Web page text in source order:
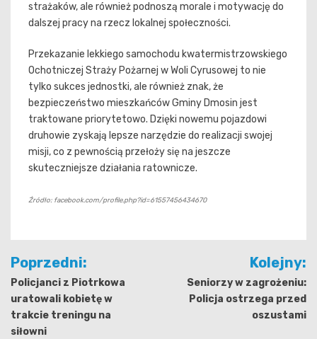
strażaków, ale również podnoszą morale i motywację do
dalszej pracy na rzecz lokalnej społeczności.
Przekazanie lekkiego samochodu kwatermistrzowskiego
Ochotniczej Straży Pożarnej w Woli Cyrusowej to nie
tylko sukces jednostki, ale również znak, że
bezpieczeństwo mieszkańców Gminy Dmosin jest
traktowane priorytetowo. Dzięki nowemu pojazdowi
druhowie zyskają lepsze narzędzie do realizacji swojej
misji, co z pewnością przełoży się na jeszcze
skuteczniejsze działania ratownicze.
Źródło: facebook.com/profile.php?id=61557456434670
Nawigacja
wpisu
Poprzedni:
Policjanci z Piotrkowa
uratowali kobietę w
trakcie treningu na
siłowni
Kolejny:
Seniorzy w zagrożeniu:
Policja ostrzega przed
oszustami